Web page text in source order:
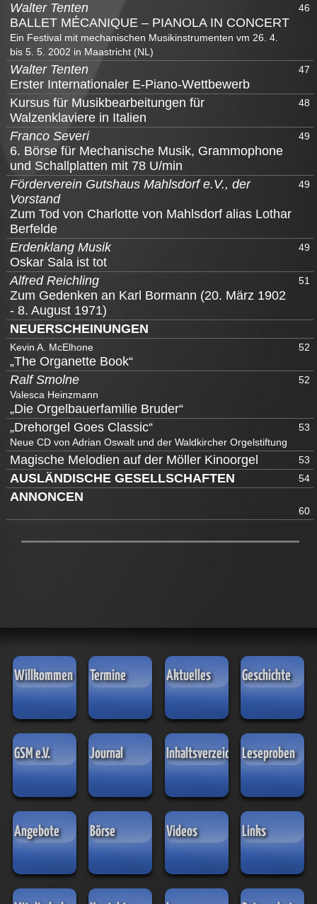
Walter Tenten
BALLET MÉCANIQUE – PIANOLA IN CONCERT
Ein Festival mit mechanischen Musikinstrumenten vm 26. 4.
bis 5. 5. 2002 in Maastricht (NL)
46
Walter Tenten
Erster Internationaler E-Piano-Wettbewerb
47
Kursus für Musikbearbeitungen für
Walzenklaviere in Italien
48
Franco Severi
6. Börse für Mechanische Musik, Grammophone
und Schallplatten mit 78 U/min
49
Förderverein Gutshaus Mahlsdorf e.V., der
Vorstand
Zum Tod von Charlotte von Mahlsdorf alias Lothar
Berfelde
49
Erdenklang Musik
Oskar Sala ist tot
49
Alfred Reichling
Zum Gedenken an Karl Bormann (20. März 1902
- 8. August 1971)
51
NEUERSCHEINUNGEN
Kevin A. McElhone
„The Organette Book“
52
Ralf Smolne
Valesca Heinzmann
„Die Orgelbauerfamilie Bruder“
52
„Drehorgel Goes Classic“
Neue CD von Adrian Oswalt und der Waldkircher Orgelstiftung
53
Magische Melodien auf der Möller Kinoorgel 53
AUSLÄNDISCHE GESELLSCHAFTEN 54
ANNONCEN
60
Willkommen Termine Aktuelles Geschichte
GSM e.V. Journal InhaltsverzeichnisseLeseproben
Angebote Börse Videos Links